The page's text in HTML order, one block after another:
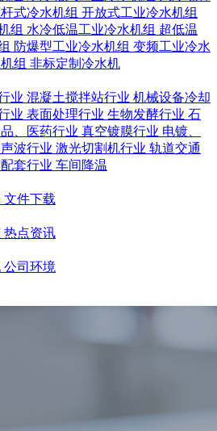
式冷水机组 开放式工业冷水机组
组 水冷低温工业冷水机组 超低温
防爆型工业冷水机组 变频工业冷水
组 非标定制冷水机
业 混凝土搅拌站行业 机械设备冷却
业 表面处理行业 生物发酵行业 石
、医药行业 真空镀膜行业 电镀、
波行业 激光切割机行业 轨道交通
套行业 车间降温
文件下载
热点资讯
公司环境